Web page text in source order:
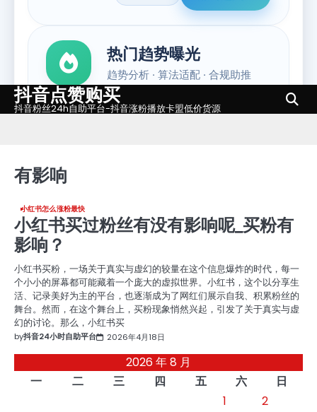
Skip抖音点赞购买
抖音粉丝24h自助平台-抖音涨粉播放卡盟低价货源
有影响
小红书怎么涨粉最快
小红书买过粉丝有没有影响呢_买粉有
影响？
小红书买粉，一场关于真实与虚幻的较量在这个信息爆炸的时代，每一
个小小的屏幕都可能藏着一个庞大的虚拟世界。小红书，这个以分享生
活、记录美好为主的平台，也逐渐成为了网红们展示自我、积累粉丝的
舞台。然而，在这个舞台上，买粉现象悄然兴起，引发了关于真实与虚
幻的讨论。那么，小红书买
by抖音24小时自助平台 2026年4月18日
2026 年 8 月
一
二 三 四 五 六
日
1
2